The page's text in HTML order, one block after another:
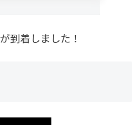
が到着しました！